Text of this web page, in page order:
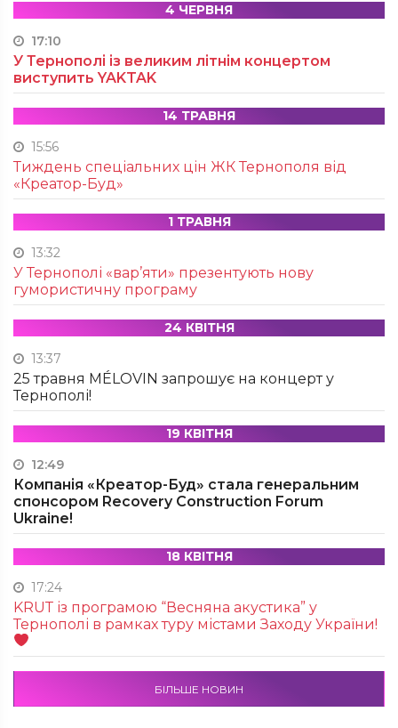
4 ЧЕРВНЯ
17:10
У Тернополі із великим літнім концертом
виступить YAKTAK
14 ТРАВНЯ
15:56
Тиждень спеціальних цін ЖК Тернополя від
«Креатор-Буд»
1 ТРАВНЯ
13:32
У Тернополі «вар’яти» презентують нову
гумористичну програму
24 КВІТНЯ
13:37
25 травня MÉLOVIN запрошує на концерт у
Тернополі!
19 КВІТНЯ
12:49
Компанія «Креатор-Буд» стала генеральним
спонсором Recovery Construction Forum
Ukraine!
18 КВІТНЯ
17:24
KRUТ із програмою “Весняна акустика” у
Тернополі в рамках туру містами Заходу України!
БІЛЬШЕ НОВИН